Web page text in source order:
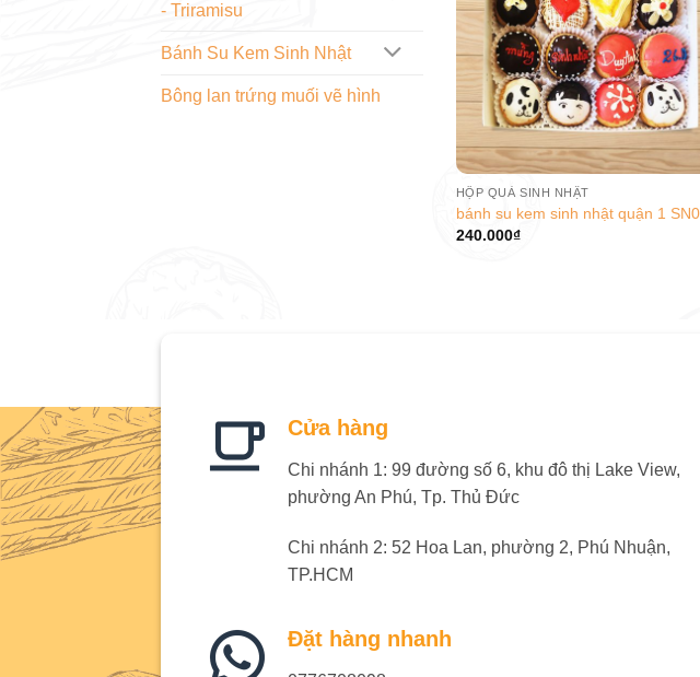
- Triramisu
Bánh Su Kem Sinh Nhật
Bông lan trứng muối vẽ hình
HỘP QUÀ SINH NHẬT
bánh su kem sinh nhật quận 1
240.000₫
Cửa hàng
Chi nhánh 1: 99 đường số 6, khu đô thị Lake View,
phường An Phú, Tp. Thủ Đức
Chi nhánh 2: 52 Hoa Lan, phường 2, Phú Nhuận,
TP.HCM
Đặt hàng nhanh